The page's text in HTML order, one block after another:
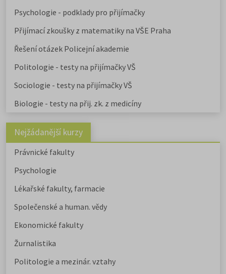
Psychologie - podklady pro přijímačky
Přijímací zkoušky z matematiky na VŠE Praha
Řešení otázek Policejní akademie
Politologie - testy na přijímačky VŠ
Sociologie - testy na přijímačky VŠ
Biologie - testy na přij. zk. z medicíny
Nejžádanější kurzy
Právnické fakulty
Psychologie
Lékařské fakulty, farmacie
Společenské a human. vědy
Ekonomické fakulty
Žurnalistika
Politologie a mezinár. vztahy